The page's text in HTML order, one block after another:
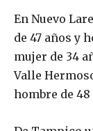
En Nuevo
de 47 años y
mujer de 34
Valle
hombre de 48